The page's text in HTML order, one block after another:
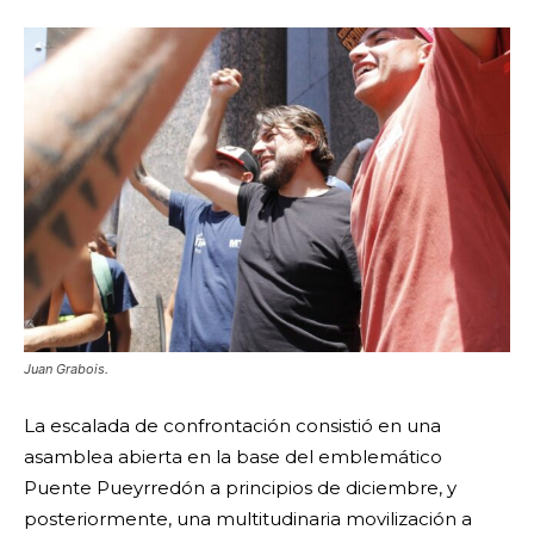
Juan Grabois.
La escalada de confrontación consistió en una
asamblea abierta en la base del emblemático
Puente Pueyrredón a principios de diciembre, y
posteriormente, una multitudinaria movilización a